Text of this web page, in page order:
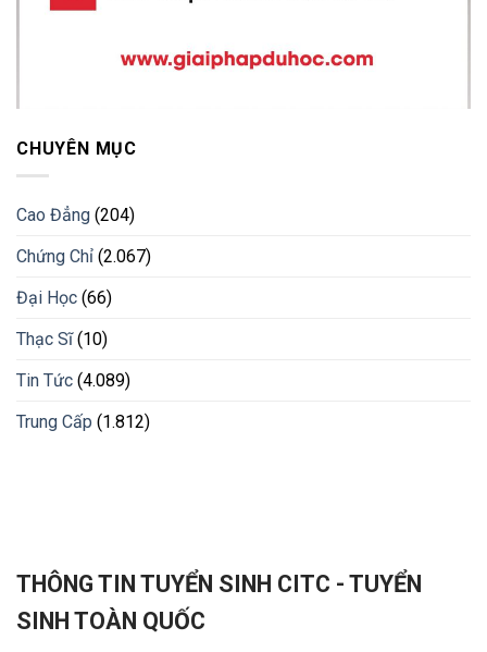
CHUYÊN MỤC
Cao Đẳng (204)
Chứng Chỉ (2.067)
Đại Học (66)
Thạc Sĩ(10)
Tin Tức (4.089)
Trung Cấp (1.812)
THÔNG TIN TUYỂN SINH CITC - TUYỂN
SINH TOÀN QUỐC